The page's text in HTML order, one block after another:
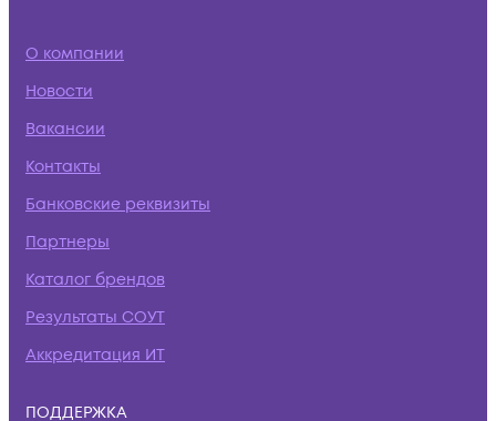
О компании
Новости
Вакансии
Контакты
Банковские реквизиты
Партнеры
Каталог брендов
Результаты СОУТ
Аккредитация ИТ
ПОДДЕРЖКА